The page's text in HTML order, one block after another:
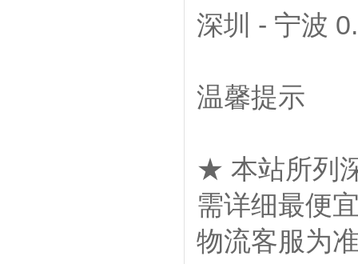
深圳 - 宁波
温馨提示
★ 本站所列
需详细最便
物流客服为